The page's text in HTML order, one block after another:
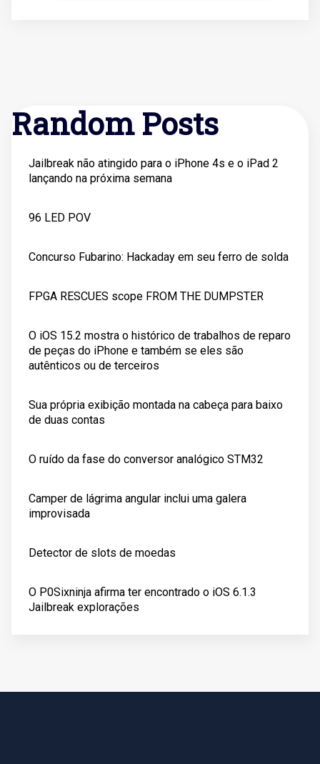
Random Posts
Jailbreak não atingido para o iPhone 4s e o iPad 2
lançando na próxima semana
96 LED POV
Concurso Fubarino: Hackaday em seu ferro de solda
FPGA RESCUES scope FROM THE DUMPSTER
O iOS 15.2 mostra o histórico de trabalhos de reparo
de peças do iPhone e também se eles são
autênticos ou de terceiros
Sua própria exibição montada na cabeça para baixo
de duas contas
O ruído da fase do conversor analógico STM32
Camper de lágrima angular inclui uma galera
improvisada
Detector de slots de moedas
O P0Sixninja afirma ter encontrado o iOS 6.1.3
Jailbreak explorações